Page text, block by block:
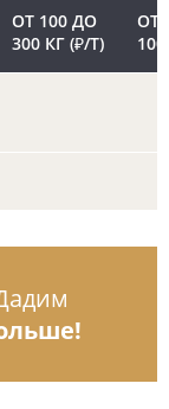
ОТ 100 ДО
300 КГ (₽/Т)
ОТ